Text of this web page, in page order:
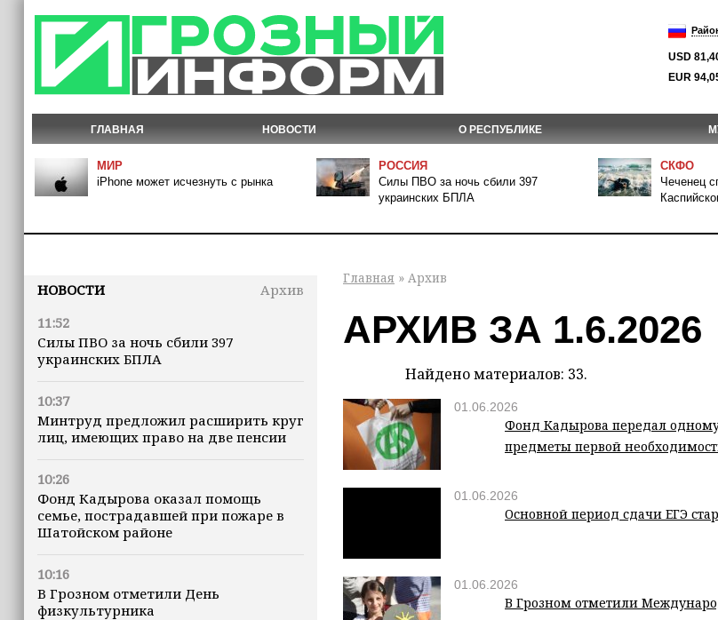
USD
EUR
ГЛАВНАЯ НОВОСТИ О РЕСПУБЛИКЕ
МИР
iPhone может исчезнуть с рынка
РОССИЯ
Силы ПВО за ночь сбили 397
украинских БПЛА
СКФО
Чеченец
НОВОСТИ
Архив
11:52
Силы ПВО за ночь сбили 397
украинских БПЛА
10:37
Минтруд предложил расширить круг
лиц, имеющих право на две пенсии
10:26
Фонд Кадырова оказал помощь
семье, пострадавшей при пожаре в
Шатойском районе
10:16
В Грозном отметили День
физкультурника
Главная » Архив
АРХИВ ЗА 1.6.2026
Найдено материалов: 33.
01.06.2026
Фонд Кадырова передал
предметы первой
01.06.2026
Основной период сдачи ЕГЭ
01.06.2026
В Грозном отметили